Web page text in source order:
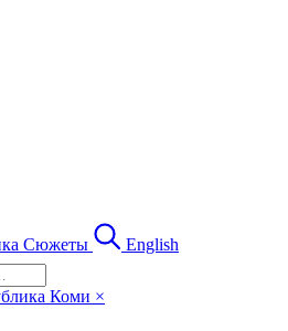
Сюжеты English
Коми ×